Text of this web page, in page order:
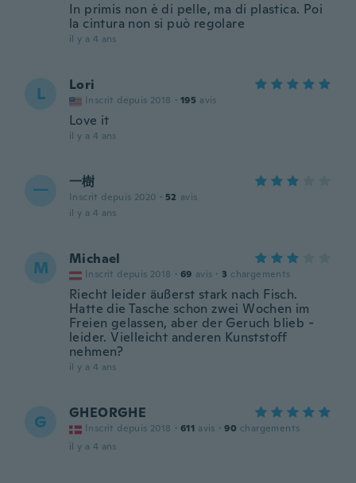
In primis non è di pelle, ma di plastica. Poi
la cintura non si può regolare
il y a 4 ans
L Lori
Inscrit depuis 2018 · 195 avis
Love it
il y a 4 ans
一 一樹
Inscrit depuis 2020 · 52 avis
il y a 4 ans
M Michael
Inscrit depuis 2018 · 69 avis · 3 chargements
Riecht leider äußerst stark nach Fisch.
Hatte die Tasche schon zwei Wochen im
Freien gelassen, aber der Geruch blieb -
leider. Vielleicht anderen Kunststoff
nehmen?
il y a 4 ans
G GHEORGHE
Inscrit depuis 2018 · 611 avis · 90 chargements
il y a 4 ans